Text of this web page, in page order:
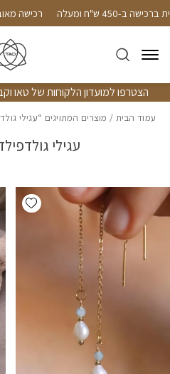
Skip to Content
Follow us שליח חינם עד הבית ברכישה ב-450 ש"ח
הצטרפו למועדון הלקוחות של טאו וקבלו 10% הנחה ישירות
עמוד הבית / מוצרים המתויגים “עגילי
עגילי
wishlist
בחזרה למעלה